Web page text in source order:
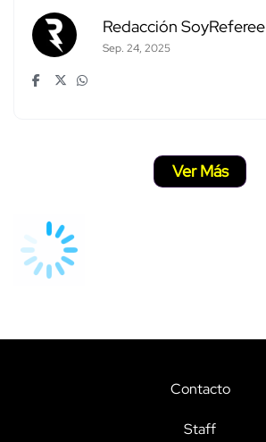
Redacción SoyReferee
Sep. 24, 2025
Ver Más
Contacto
Staff